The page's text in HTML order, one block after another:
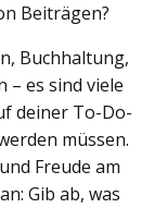
Beiträgen?
Buchhaltung,
– es sind viele
deiner To-Do-
müssen.
Freude am
Gib ab, was